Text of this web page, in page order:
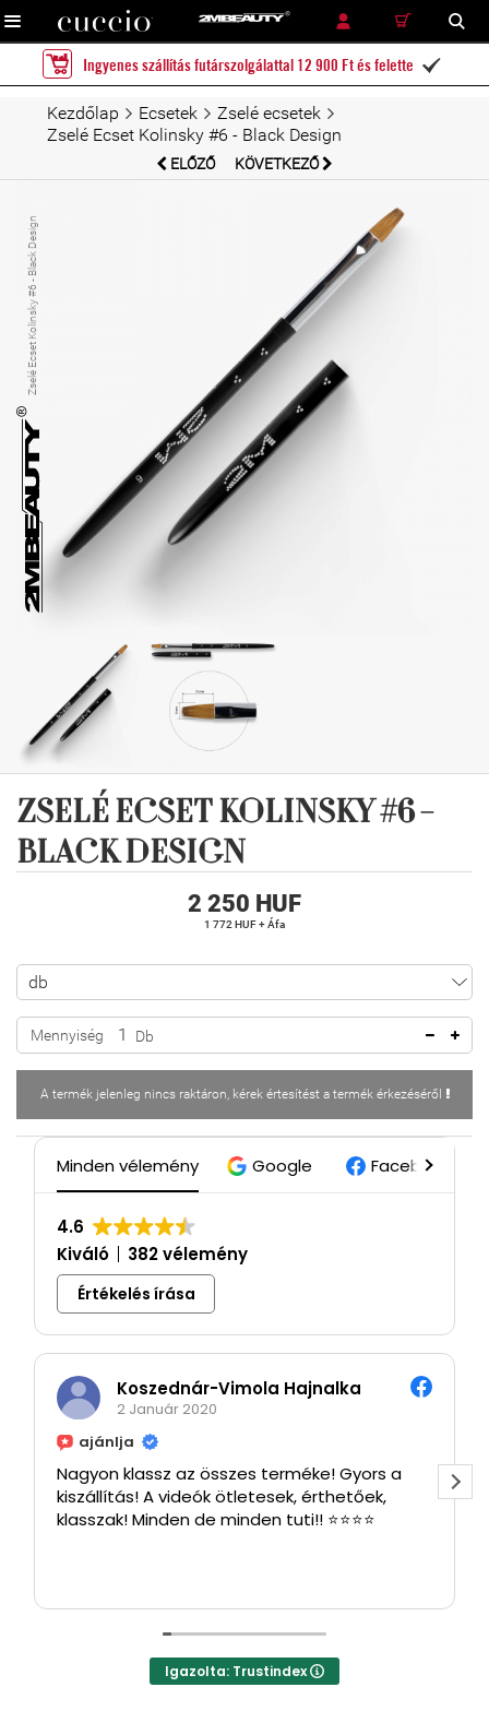
RÉSZLETES KERESÉS KERESÉS
Ingyenes szállítás futárszolgálattal 12 900 Ft és felette 
Kezdőlap Ecsetek
Zselé ecsetek
Zselé Ecset Kolinsky #6 - Black Design
ELŐZŐ KÖVETKEZŐ
Zselé Ecset Kolinsky #6 - Black Design
ZSELÉ ECSET KOLINSKY #6 -
BLACK DESIGN
2 250 HUF
1 772 HUF + Áfa
Mennyiség Db
A termék jelenleg nincs raktáron, kérek értesítést a termék érkezéséről
Minden vélemény Google Facebook
4.6
Kiváló
382 vélemény
Értékelés írása
Koszednár-Vimola Hajnalka
2 Január 2020
ajánlja
Nagyon klassz az összes terméke! Gyors a
kiszállítás! A videók ötletesek, érthetőek,
klasszak! Minden de minden tuti!! ⭐⭐⭐⭐
Igazolta: Trustindex